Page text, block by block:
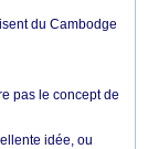
du Cambodge
pas le concept de
idée, ou